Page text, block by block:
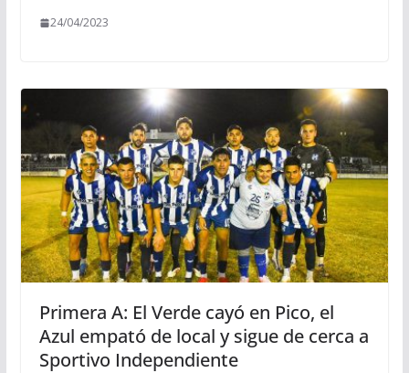
24/04/2023
Primera A: El Verde cayó en Pico, el
Azul empató de local y sigue de cerca a
Sportivo Independiente